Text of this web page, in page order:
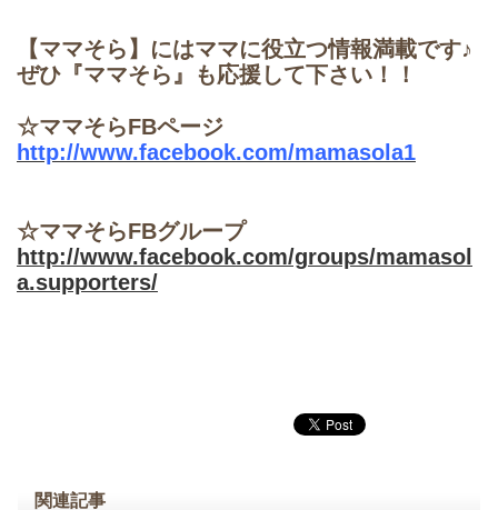
【ママそら】にはママに役立つ情報満載です♪
ぜひ『ママそら』も応援して下さい！！
☆ママそらFBページ
http://www.facebook.com/mamasola1
☆ママそらFBグループ
http://www.facebook.com/groups/mamasol
a.supporters/
関連記事